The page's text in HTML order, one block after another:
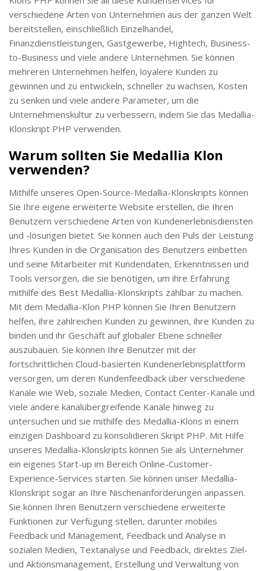
verschiedene Arten von Unternehmen aus der ganzen Welt
bereitstellen, einschließlich Einzelhandel,
Finanzdienstleistungen, Gastgewerbe, Hightech, Business-
to-Business und viele andere Unternehmen. Sie können
mehreren Unternehmen helfen, loyalere Kunden zu
gewinnen und zu entwickeln, schneller zu wachsen, Kosten
zu senken und viele andere Parameter, um die
Unternehmenskultur zu verbessern, indem Sie das Medallia-
Klonskript PHP verwenden.
Warum sollten Sie Medallia Klon
verwenden?
Mithilfe unseres Open-Source-Medallia-Klonskripts können
Sie Ihre eigene erweiterte Website erstellen, die Ihren
Benutzern verschiedene Arten von Kundenerlebnisdiensten
und -lösungen bietet. Sie können auch den Puls der Leistung
Ihres Kunden in die Organisation des Benutzers einbetten
und seine Mitarbeiter mit Kundendaten, Erkenntnissen und
Tools versorgen, die sie benötigen, um ihre Erfahrung
mithilfe des Best Medallia-Klonskripts zählbar zu machen.
Mit dem Medallia-Klon PHP können Sie Ihren Benutzern
helfen, ihre zahlreichen Kunden zu gewinnen, ihre Kunden zu
binden und ihr Geschäft auf globaler Ebene schneller
auszubauen. Sie können Ihre Benutzer mit der
fortschrittlichen Cloud-basierten Kundenerlebnisplattform
versorgen, um deren Kundenfeedback über verschiedene
Kanäle wie Web, soziale Medien, Contact Center-Kanäle und
viele andere kanalübergreifende Kanäle hinweg zu
untersuchen und sie mithilfe des Medallia-Klons in einem
einzigen Dashboard zu konsolidieren Skript PHP. Mit Hilfe
unseres Medallia-Klonskripts können Sie als Unternehmer
ein eigenes Start-up im Bereich Online-Customer-
Experience-Services starten. Sie können unser Medallia-
Klonskript sogar an Ihre Nischenanforderungen anpassen.
Sie können Ihren Benutzern verschiedene erweiterte
Funktionen zur Verfügung stellen, darunter mobiles
Feedback und Management, Feedback und Analyse in
sozialen Medien, Textanalyse und Feedback, direktes Ziel-
und Aktionsmanagement, Erstellung und Verwaltung von